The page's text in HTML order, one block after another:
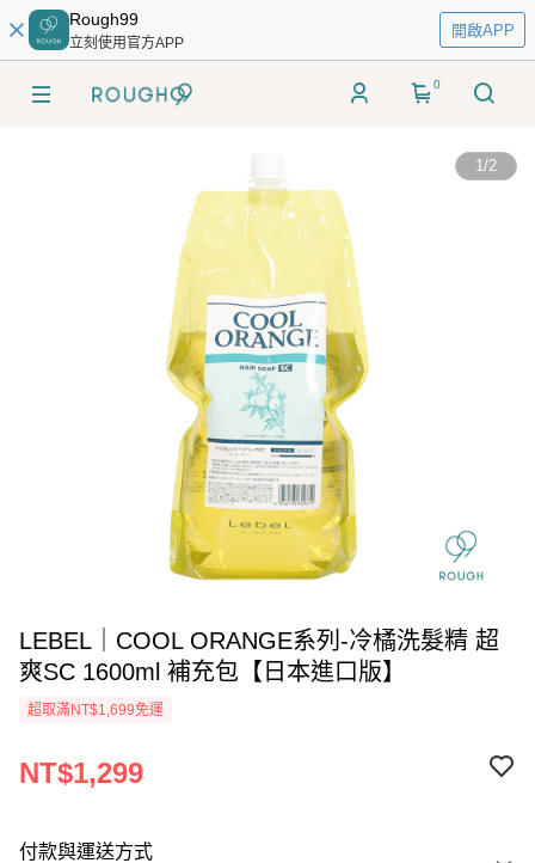
Rough99
立刻使用官方APP
開啟APP
0
1/2
LEBEL｜COOL ORANGE系列-冷橘洗髮精 超
爽SC 1600ml 補充包【日本進口版】
超取滿NT$1,699免運
NT$1,299
付款與運送方式